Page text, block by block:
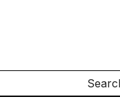
Search